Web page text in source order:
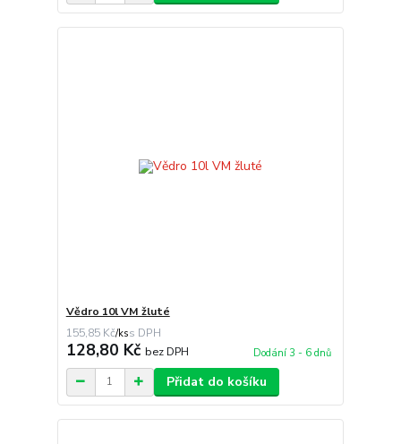
Vědro 10l VM žluté
155,85 Kč/ks
128,80 Kč bez DPH Dodání 3 - 6 dnů
Přidat do košíku